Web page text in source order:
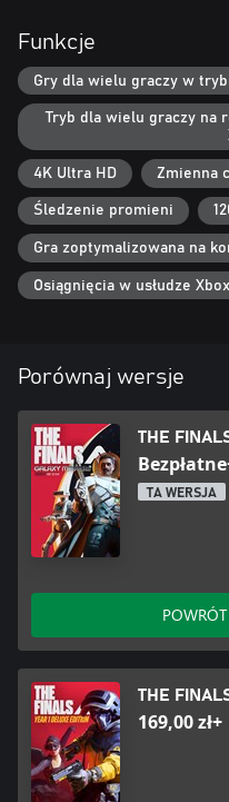
Funkcje
Gry dla wielu graczy w
Tryb dla wielu graczy na
4K Ultra HD Zmienna
Śledzenie promieni
Gra zoptymalizowana na
Osiągnięcia w usłudze Xbox
Porównaj wersje
THE
TA WERSJA
THE
169,00 zł+